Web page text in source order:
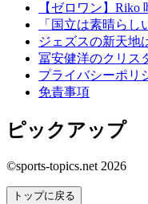
【ゼロワン】
「国立は素晴ら
ジェズスの新天
冨安健洋のクリス
プライバシーポリ
免責事項
ピックアップ
©sports-topics.net 2026
トップに戻る